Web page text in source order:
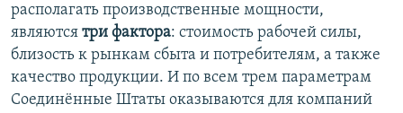
располагать производственные мощности,
являются три фактора: стоимость рабочей силы,
близость к рынкам сбыта и потребителям, а также
качество продукции. И по всем трем параметрам
Соединённые Штаты оказываются для компаний